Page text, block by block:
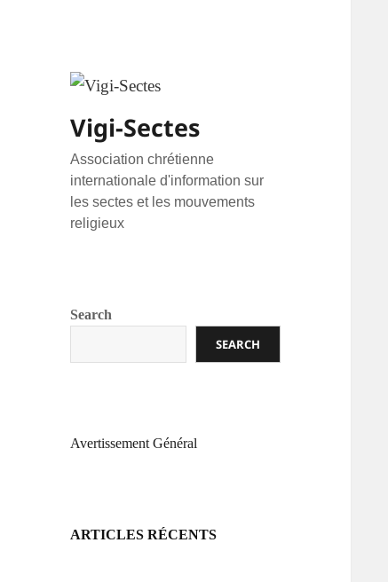
Vigi-Sectes
Association chrétienne
internationale d'information sur
les sectes et les mouvements
religieux
Search
SEARCH
Avertissement Général
ARTICLES RÉCENTS